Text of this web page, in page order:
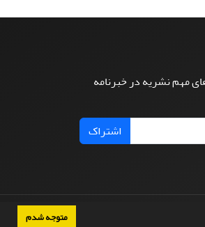
متوجه شدم
مهم نشریه در خبرنامه
اشتراک